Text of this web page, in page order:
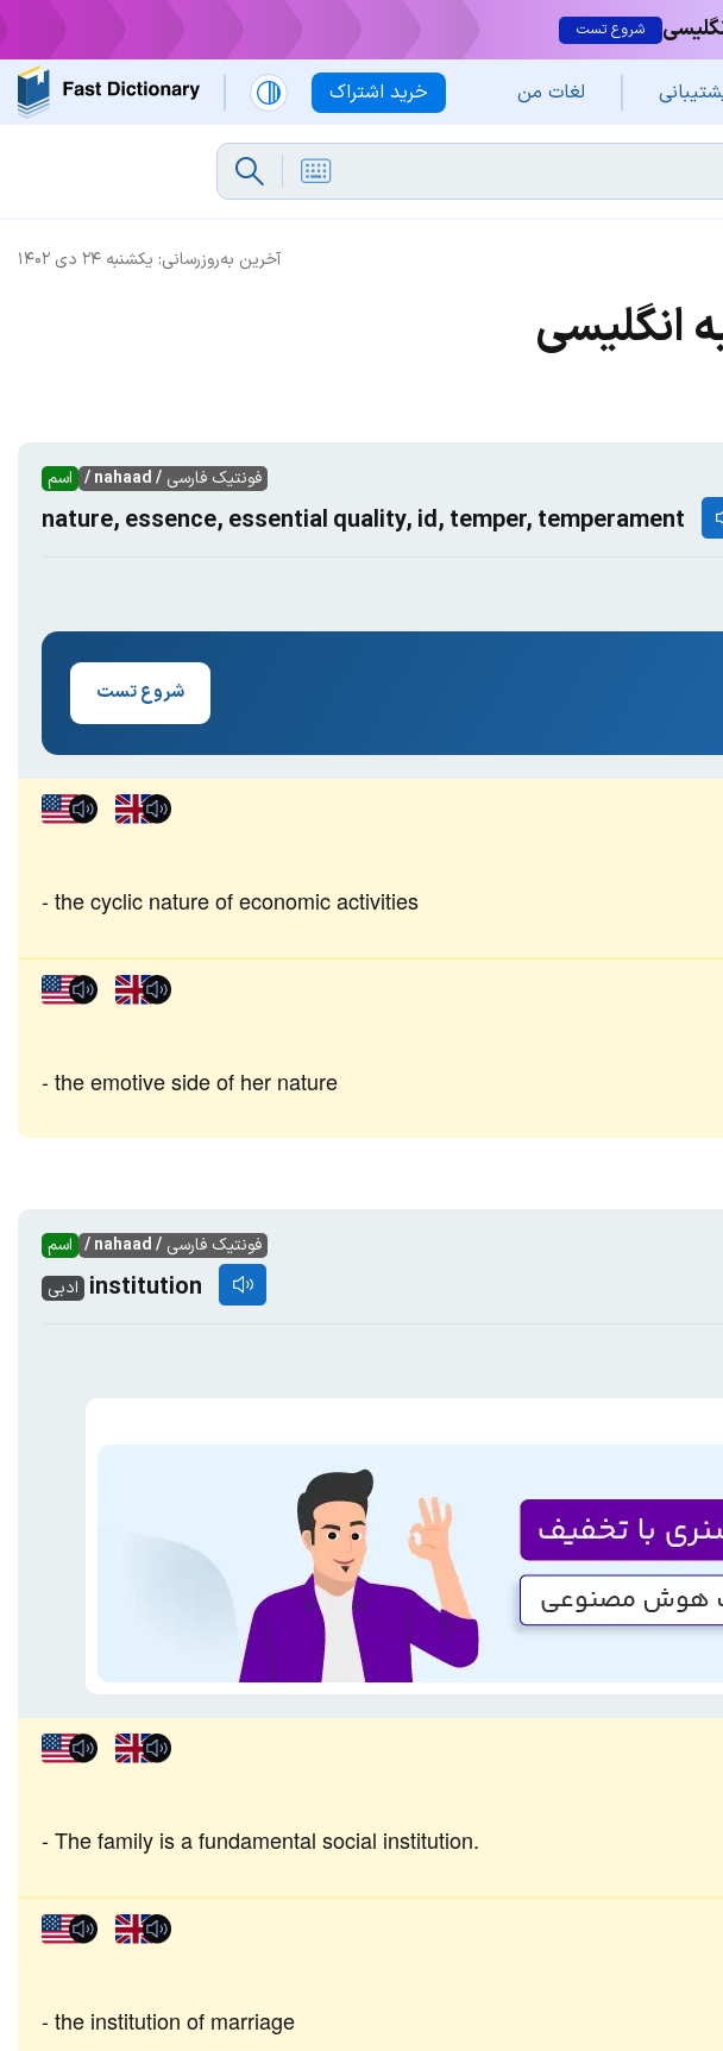
شروع تست
خرید اشتراک لغات من
آخرین به‌روزرسانی: یکشنبه ۲۴ دی ۱۴۰۲
انگلیسی
اسم فونتیک فارسی / nahaad /
nature, essence, essential quality, id, temper, temperament
شروع تست
the cyclic nature of economic activities
the emotive side of her nature
اسم فونتیک فارسی / nahaad /
ادبی institution
The family is a fundamental social institution.
the institution of marriage